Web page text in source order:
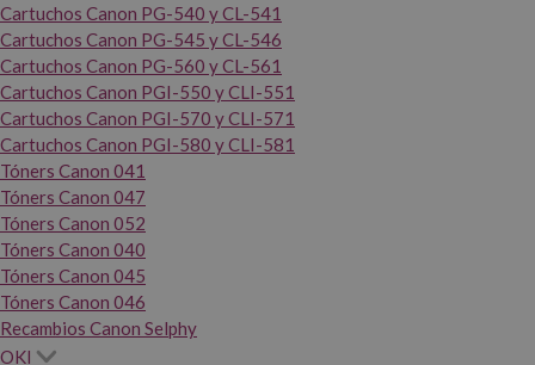
Cartuchos Canon PG-540 y CL-541
Cartuchos Canon PG-545 y CL-546
Cartuchos Canon PG-560 y CL-561
Cartuchos Canon PGI-550 y CLI-551
Cartuchos Canon PGI-570 y CLI-571
Cartuchos Canon PGI-580 y CLI-581
Tóners Canon 041
Tóners Canon 047
Tóners Canon 052
Tóners Canon 040
Tóners Canon 045
Tóners Canon 046
Recambios Canon Selphy
OKI